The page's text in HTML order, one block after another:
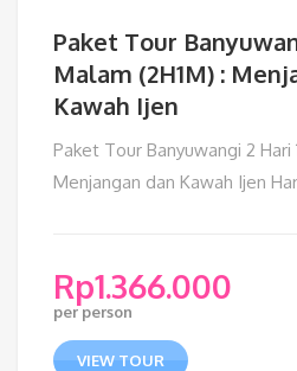
Paket Tour
Malam (2H1M) :
Kawah Ijen
Paket Tour Banyuwangi 2 Hari
Menjangan dan Kawah Ijen
Rp1.366.000
per person
VIEW TOUR